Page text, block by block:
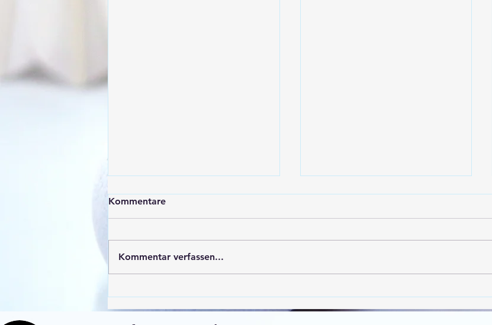
Marburg Badminton –
HBV-App online
Ab sofort könnt ihr euch die
HBV einen weiterenr...
Kommentare
Kommentar verfassen...